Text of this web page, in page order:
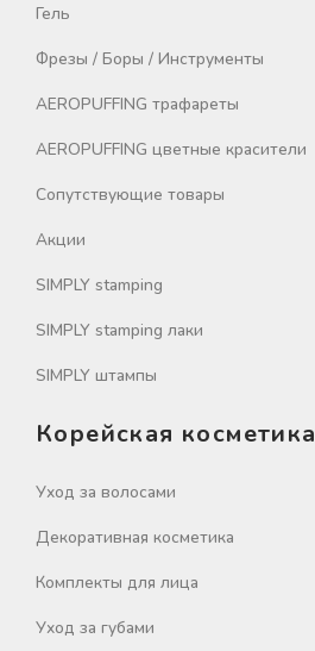
Гель
Фрезы / Боры / Инструменты
AEROPUFFING трафареты
AEROPUFFING цветные красители
Сопутствующие товары
Акции
SIMPLY stamping
SIMPLY stamping лаки
SIMPLY штампы
Корейская косметика
Уход за волосами
Декоративная косметика
Комплекты для лица
Уход за губами